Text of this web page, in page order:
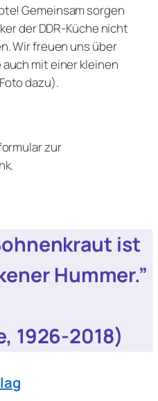
Gemeinsam sorgen
der DDR-Küche nicht
Wir freuen uns über
mit einer kleinen
dazu).
zur
ist
Hummer.”
1926-2018)